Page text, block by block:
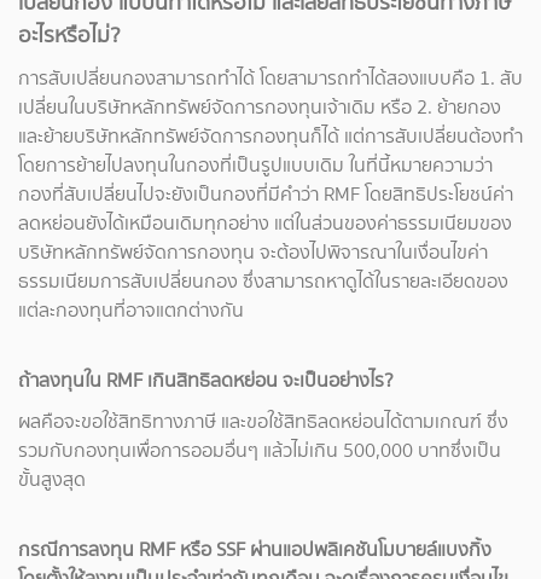
อะไรหรือไม่?
การสับเปลี่ยนกองสามารถทำได้ โดยสามารถทำได้สองแบบคือ 1. สับ
เปลี่ยนในบริษัทหลักทรัพย์จัดการกองทุนเจ้าเดิม หรือ 2. ย้ายกอง
และย้ายบริษัทหลักทรัพย์จัดการกองทุนก็ได้ แต่การสับเปลี่ยนต้องทำ
โดยการย้ายไปลงทุนในกองที่เป็นรูปแบบเดิม ในที่นี้หมายความว่า
กองที่สับเปลี่ยนไปจะยังเป็นกองที่มีคำว่า RMF โดยสิทธิประโยชน์ค่า
ลดหย่อนยังได้เหมือนเดิมทุกอย่าง แต่ในส่วนของค่าธรรมเนียมของ
บริษัทหลักทรัพย์จัดการกองทุน จะต้องไปพิจารณาในเงื่อนไขค่า
ธรรมเนียมการสับเปลี่ยนกอง ซึ่งสามารถหาดูได้ในรายละเอียดของ
แต่ละกองทุนที่อาจแตกต่างกัน
ถ้าลงทุนใน RMF เกินสิทธิลดหย่อน จะเป็นอย่างไร?
ผลคือจะขอใช้สิทธิทางภาษี และขอใช้สิทธิลดหย่อนได้ตามเกณฑ์ ซึ่ง
รวมกับกองทุนเพื่อการออมอื่นๆ แล้วไม่เกิน 500,000 บาทซึ่งเป็น
ขั้นสูงสุด
กรณีการลงทุน RMF หรือ SSF ผ่านแอปพลิเคชันโมบายล์แบงกิ้ง